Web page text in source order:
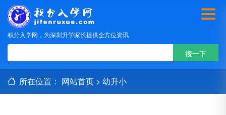
积分入学网，为深圳升学家长提供全方位资讯
所在位置： 网站首页 > 幼升小